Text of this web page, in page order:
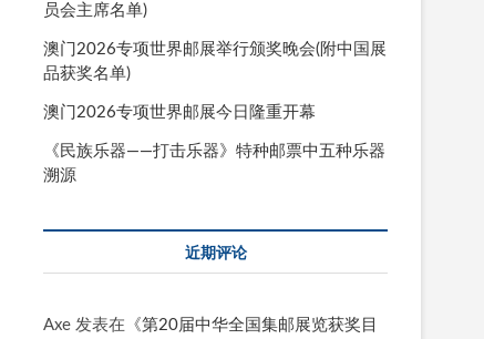
员会主席名单)
澳门2026专项世界邮展举行颁奖晚会(附中国展
品获奖名单)
澳门2026专项世界邮展今日隆重开幕
《民族乐器——打击乐器》特种邮票中五种乐器
溯源
近期评论
Axe 发表在《第20届中华全国集邮展览获奖目